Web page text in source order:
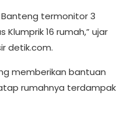
termonitor 3
Klumprik 16 rumah,” ujar
detik.com.
memberikan bantuan
rumahnya terdampak